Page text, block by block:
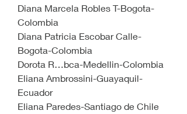
Diana Marcela Robles T-Bogota-
Colombia
Diana Patricia Escobar Calle-
Bogota-Colombia
Dorota R…bca-Medellin-Colombia
Eliana Ambrossini-Guayaquil-
Ecuador
Eliana Paredes-Santiago de Chile